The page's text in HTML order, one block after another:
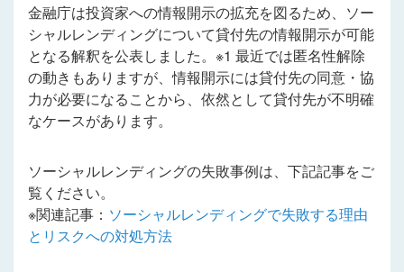
金融庁は投資家への情報開示の拡充を図るため、ソー
シャルレンディングについて貸付先の情報開示が可能
となる解釈を公表しました。※1 最近では匿名性解除
の動きもありますが、情報開示には貸付先の同意・協
力が必要になることから、依然として貸付先が不明確
なケースがあります。
ソーシャルレンディングの失敗事例は、下記記事をご
覧ください。
※関連記事： ソーシャルレンディングで失敗する理由
とリスクへの対処方法